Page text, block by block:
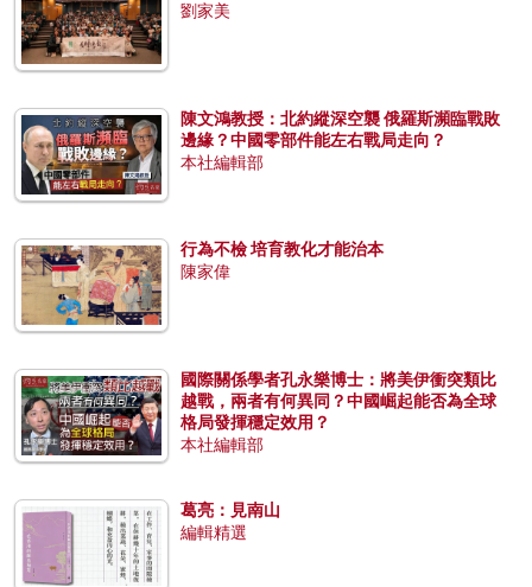
劉家美
陳文鴻教授：北約縱深空襲 俄羅斯瀕臨戰敗
邊緣？中國零部件能左右戰局走向？
本社編輯部
行為不檢 培育教化才能治本
陳家偉
國際關係學者孔永樂博士：將美伊衝突類比
越戰，兩者有何異同？中國崛起能否為全球
格局發揮穩定效用？
本社編輯部
葛亮：見南山
編輯精選